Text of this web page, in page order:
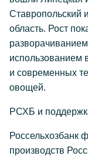
Ставропольский
область. Рост
использованием
и современных
овощей.
РСХБ и
Россельхозбанк
производств